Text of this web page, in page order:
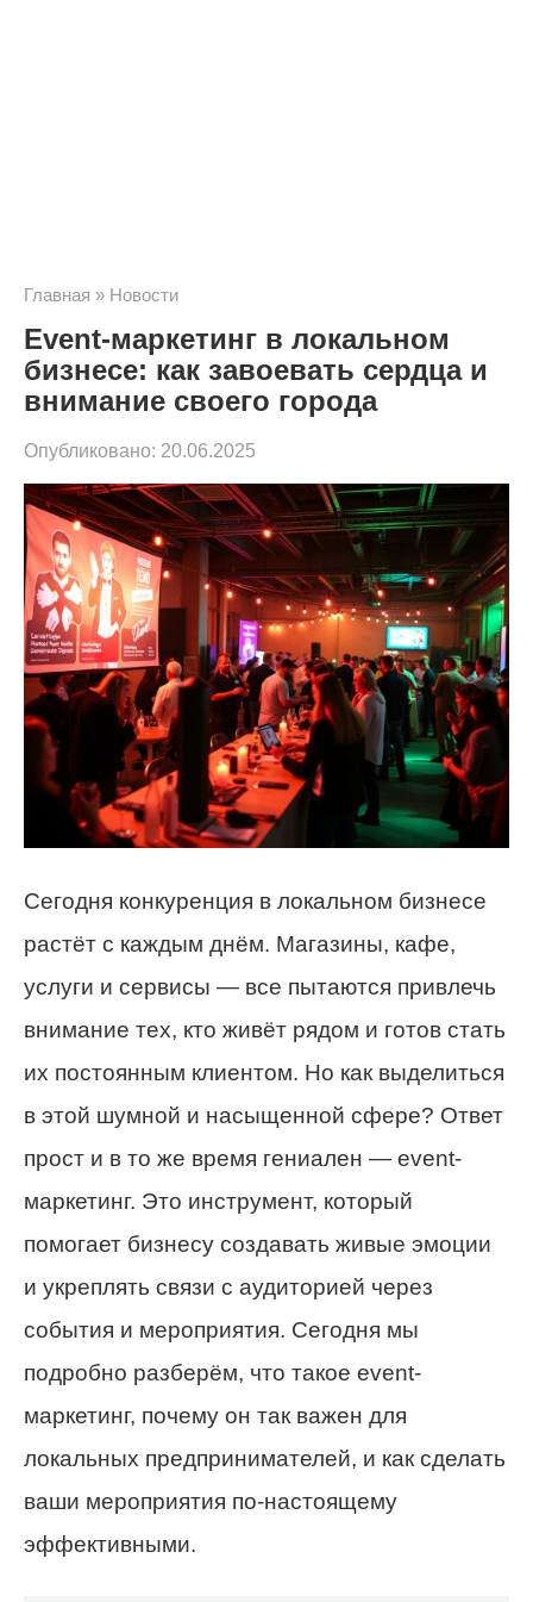
Главная » Новости
Event-маркетинг в локальном
бизнесе: как завоевать сердца и
внимание своего города
Опубликовано: 20.06.2025
Сегодня конкуренция в локальном бизнесе
растёт с каждым днём. Магазины, кафе,
услуги и сервисы — все пытаются привлечь
внимание тех, кто живёт рядом и готов стать
их постоянным клиентом. Но как выделиться
в этой шумной и насыщенной сфере? Ответ
прост и в то же время гениален — event-
маркетинг. Это инструмент, который
помогает бизнесу создавать живые эмоции
и укреплять связи с аудиторией через
события и мероприятия. Сегодня мы
подробно разберём, что такое event-
маркетинг, почему он так важен для
локальных предпринимателей, и как сделать
ваши мероприятия по-настоящему
эффективными.